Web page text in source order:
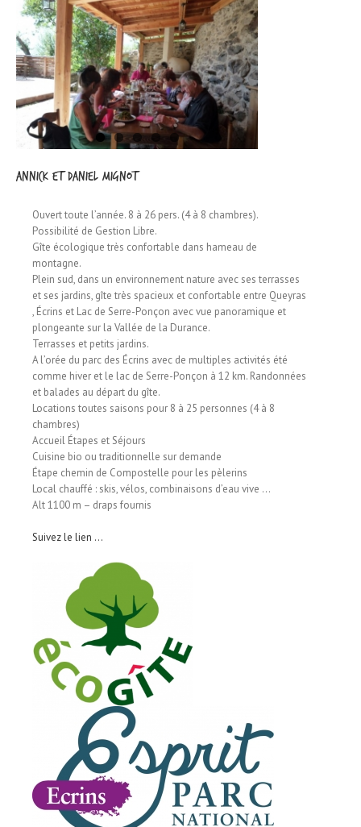
Annick et Daniel MIGNOT
Ouvert toute l’année. 8 à 26 pers. (4 à 8 chambres).
Possibilité de Gestion Libre.
Gîte écologique très confortable dans hameau de
montagne.
Plein sud, dans un environnement nature avec ses terrasses
et ses jardins, gîte très spacieux et confortable entre Queyras
, Écrins et Lac de Serre-Ponçon avec vue panoramique et
plongeante sur la Vallée de la Durance.
Terrasses et petits jardins.
A l’orée du parc des Écrins avec de multiples activités été
comme hiver et le lac de Serre-Ponçon à 12 km. Randonnées
et balades au départ du gîte.
Locations toutes saisons pour 8 à 25 personnes (4 à 8
chambres)
Accueil Étapes et Séjours
Cuisine bio ou traditionnelle sur demande
Étape chemin de Compostelle pour les pèlerins
Local chauffé : skis, vélos, combinaisons d’eau vive …
Alt 1100 m – draps fournis
Suivez le lien …